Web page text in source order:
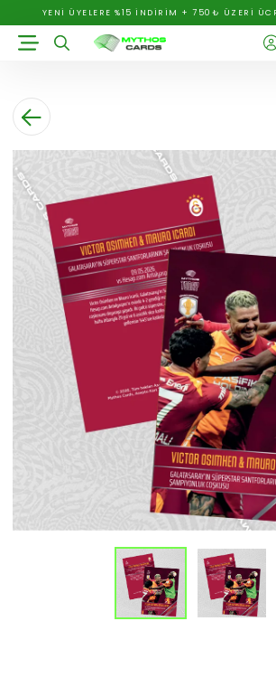
YENİ ÜYELERE %15 İNDİRİM + 750₺ ÜZERİ